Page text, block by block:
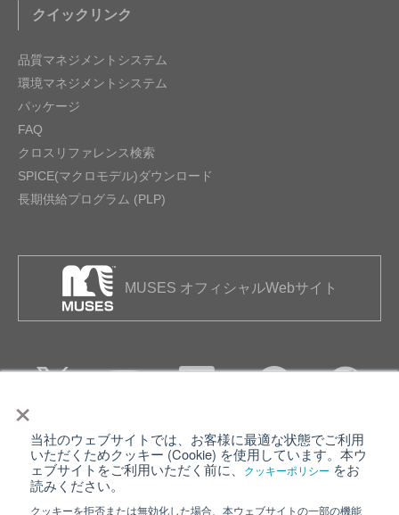
×
当社のウェブサイトでは、お客様に最適な状態でご利用
いただくためクッキー (Cookie) を使用しています。本ウ
ェブサイトをご利用いただく前に、
クッキーポリシー をお
読みください。
クッキーを拒否または無効化した場合、本ウェブサイトの一部の機能
クイックリンク
品質マネジメントシステム
環境マネジメントシステム
パッケージ
FAQ
クロスリファレンス検索
SPICE(マクロモデル)ダウンロード
長期供給プログラム (PLP)
MUSES オフィシャルWebサイト
個人情報保護について ウェブサイト利用規約
クッキーポリシー